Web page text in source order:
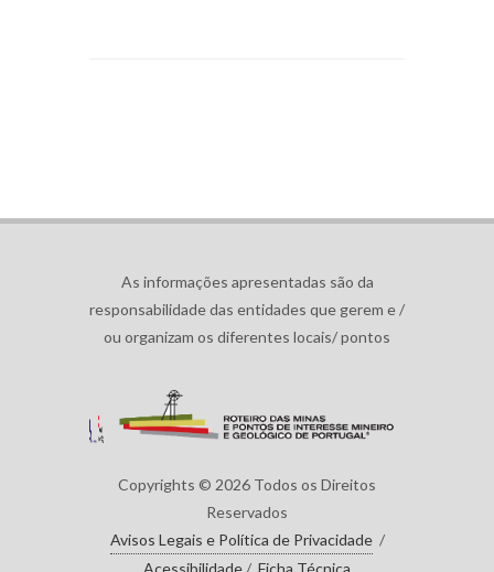
As informações apresentadas são da
responsabilidade das entidades que gerem e /
ou organizam os diferentes locais/ pontos
Copyrights © 2026 Todos os Direitos
Reservados
Avisos Legais e Política de Privacidade /
Acessibilidade / Ficha Técnica